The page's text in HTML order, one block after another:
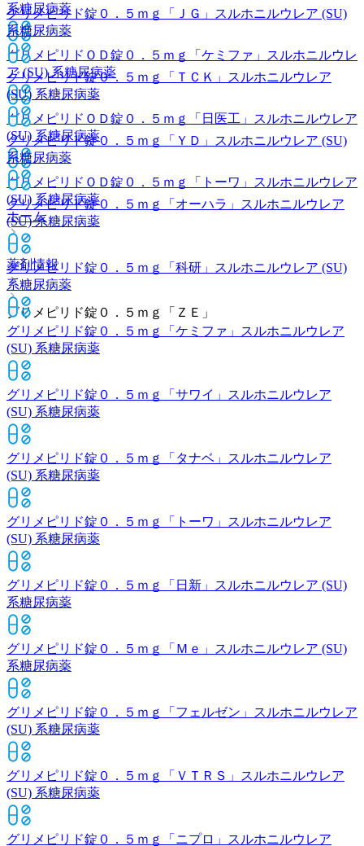
系糖尿病薬
グリメピリドＯＤ錠０．５ｍｇ「ケミファ」
スルホニルウレ
ア (SU) 系糖尿病薬
グリメピリドＯＤ錠０．５ｍｇ「日医工」
スルホニルウレア
(SU) 系糖尿病薬
グリメピリドＯＤ錠０．５ｍｇ「トーワ」
スルホニルウレア
(SU) 系糖尿病薬
ホーム
薬剤情報
グリメピリド錠０．５ｍｇ「ＺＥ」
グリメピリド錠０．５ｍｇ「ＪＧ」
スルホニルウレア (SU)
系糖尿病薬
グリメピリド錠０．５ｍｇ「ＴＣＫ」
スルホニルウレア
(SU) 系糖尿病薬
グリメピリド錠０．５ｍｇ「ＹＤ」
スルホニルウレア (SU)
系糖尿病薬
グリメピリド錠０．５ｍｇ「オーハラ」
スルホニルウレア
(SU) 系糖尿病薬
グリメピリド錠０．５ｍｇ「科研」
スルホニルウレア (SU)
系糖尿病薬
グリメピリド錠０．５ｍｇ「ケミファ」
スルホニルウレア
(SU) 系糖尿病薬
グリメピリド錠０．５ｍｇ「サワイ」
スルホニルウレア
(SU) 系糖尿病薬
グリメピリド錠０．５ｍｇ「タナベ」
スルホニルウレア
(SU) 系糖尿病薬
グリメピリド錠０．５ｍｇ「トーワ」
スルホニルウレア
(SU) 系糖尿病薬
グリメピリド錠０．５ｍｇ「日新」
スルホニルウレア (SU)
系糖尿病薬
グリメピリド錠０．５ｍｇ「Ｍｅ」
スルホニルウレア (SU)
系糖尿病薬
グリメピリド錠０．５ｍｇ「フェルゼン」
スルホニルウレア
(SU) 系糖尿病薬
グリメピリド錠０．５ｍｇ「ＶＴＲＳ」
スルホニルウレア
(SU) 系糖尿病薬
グリメピリド錠０．５ｍｇ「ニプロ」 スルホニルウレア